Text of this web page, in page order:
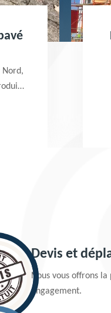
Nord,
Devis et
Nous vous offrons
engagement.